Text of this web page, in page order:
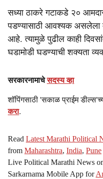
सध्या ठाकरे गटाकडे २०
पडण्यासाठी आवश्यक असलेला
आहे. त्यामुळे पुढील काही
घडामोडी घडण्याची शक्यता
सरकारनामाचेसदस्य व्हा
शॉपिंगसाठी 'सकाळ प्राईम
करा.
Read Latest Marathi Political
from Maharashtra, India, Pune
Live Political Marathi News
Sarkarnama Mobile App for